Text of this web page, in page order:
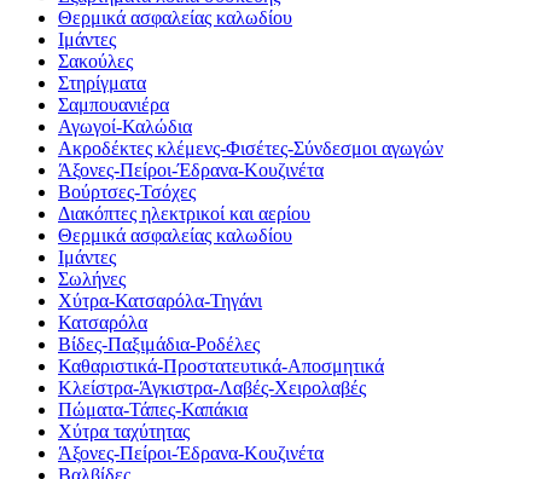
Θερμικά ασφαλείας καλωδίου
Ιμάντες
Σακούλες
Στηρίγματα
Σαμπουανιέρα
Αγωγοί-Καλώδια
Ακροδέκτες κλέμενς-Φισέτες-Σύνδεσμοι αγωγών
Άξονες-Πείροι-Έδρανα-Κουζινέτα
Βούρτσες-Τσόχες
Διακόπτες ηλεκτρικοί και αερίου
Θερμικά ασφαλείας καλωδίου
Ιμάντες
Σωλήνες
Χύτρα-Κατσαρόλα-Τηγάνι
Κατσαρόλα
Βίδες-Παξιμάδια-Ροδέλες
Καθαριστικά-Προστατευτικά-Αποσμητικά
Κλείστρα-Άγκιστρα-Λαβές-Χειρολαβές
Πώματα-Τάπες-Καπάκια
Χύτρα ταχύτητας
Άξονες-Πείροι-Έδρανα-Κουζινέτα
Βαλβίδες